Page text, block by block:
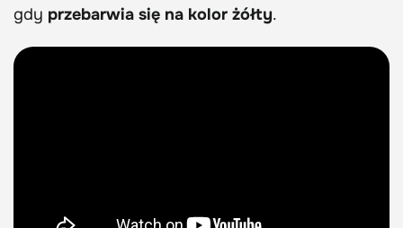
gdy przebarwia się na kolor żółty.